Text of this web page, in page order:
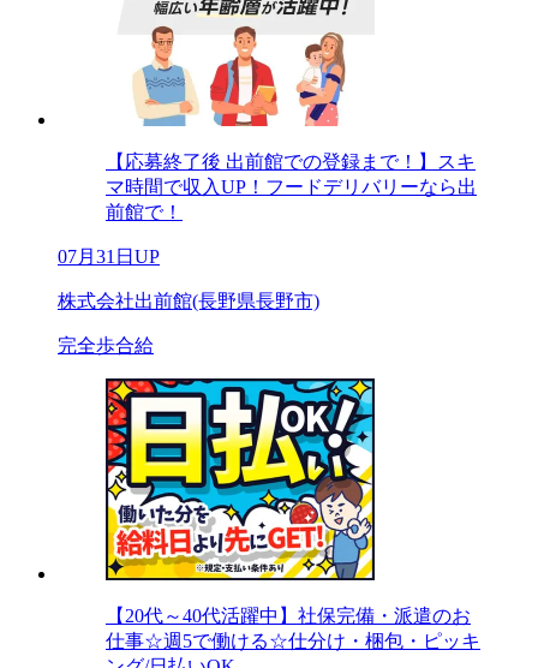
【応募終了後 出前館での登録まで！】スキ
マ時間で収入UP！フードデリバリーなら出
前館で！
07月31日UP
株式会社出前館(長野県長野市)
完全歩合給
【20代～40代活躍中】社保完備・派遣のお
仕事☆週5で働ける☆仕分け・梱包・ピッキ